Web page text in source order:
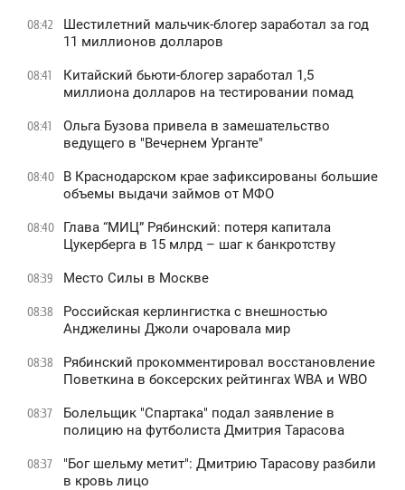
08:42
Шестилетний мальчик-блогер заработал за год
11 миллионов долларов
08:41
Китайский бьюти-блогер заработал 1,5
миллиона долларов на тестировании помад
08:41
Ольга Бузова привела в замешательство
ведущего в "Вечернем Урганте"
08:40
В Краснодарском крае зафиксированы большие
объемы выдачи займов от МФО
08:40
Глава “МИЦ” Рябинский: потеря капитала
Цукерберга в 15 млрд – шаг к банкротству
08:39 Место Силы в Москве
08:38
Российская керлингистка с внешностью
Анджелины Джоли очаровала мир
08:38
Рябинский прокомментировал восстановление
Поветкина в боксерских рейтингах WBA и WBO
08:37
Болельщик "Спартака" подал заявление в
полицию на футболиста Дмитрия Тарасова
08:37
"Бог шельму метит": Дмитрию Тарасову разбили
в кровь лицо